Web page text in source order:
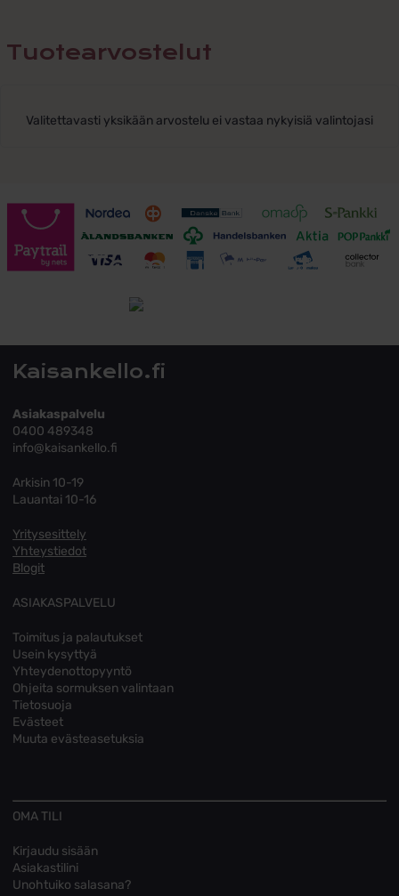
Tuotearvostelut
Valitettavasti yksikään arvostelu ei vastaa nykyisiä valintojasi
Toimitusehdot
Kaisankello.fi
Asiakaspalvelu
0400 489348
info@kaisankello.fi
Arkisin 10-19
Lauantai 10-16
Yritysesittely
Yhteystiedot
Blogit
ASIAKASPALVELU
Toimitus ja palautukset
Usein kysyttyä
Yhteydenottopyyntö
Ohjeita sormuksen valintaan
Tietosuoja
Evästeet
Muuta evästeasetuksia
OMA TILI
Kirjaudu sisään
Asiakastilini
Unohtuiko salasana?